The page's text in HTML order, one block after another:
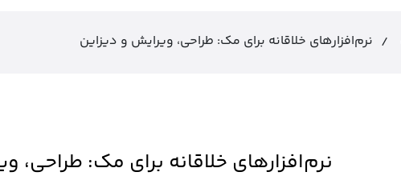
نرم‌افزارهای خلاقانه برای مک: طراحی، ویرایش و دیزاین
نرم‌افزارهای خلاقانه برای مک: طراحی،